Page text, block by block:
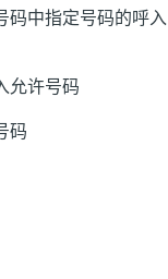
码中指定号码的呼入
允许号码
码